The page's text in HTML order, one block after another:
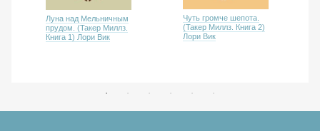
Луна над Мельничным
прудом. (Такер Миллз.
Книга 1) Лори Вик
Чуть громче шепота.
(Такер Миллз. Книга 2)
Лори Вик